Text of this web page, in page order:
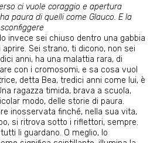
ci vuole coraggio e apertura
paura di quelli come Glauco. E la
invece sei chiuso dentro una gabbia
Sei strano, ti dicono, non sei
anni, ha una malattia rara, di
con i cromosomi, e sa cosa vuol
detta Bea, tredici anni come lui, è
ragazza timida, brava a scuola,
modo, delle storie di paura.
inosservata finché, nella sua vita,
si ritrova sotto i riflettori, sempre.
li guardano. O meglio, lo